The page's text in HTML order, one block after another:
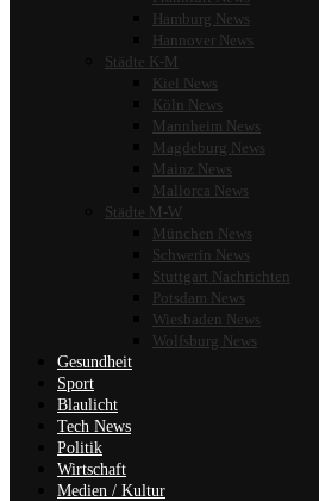
Hamburg News
Hannover News
Städte K-M
Kiel News
Köln News
Mannheim News
Magdeburg News
Mainz News
Mallorca News
Städte M-W
München News
Schwerin News
Stuttgart Nachrichten
Potsdam News
Wiesbaden News
Wolfsburg News
Gesundheit
Sport
Blaulicht
Tech News
Politik
Wirtschaft
Medien / Kultur